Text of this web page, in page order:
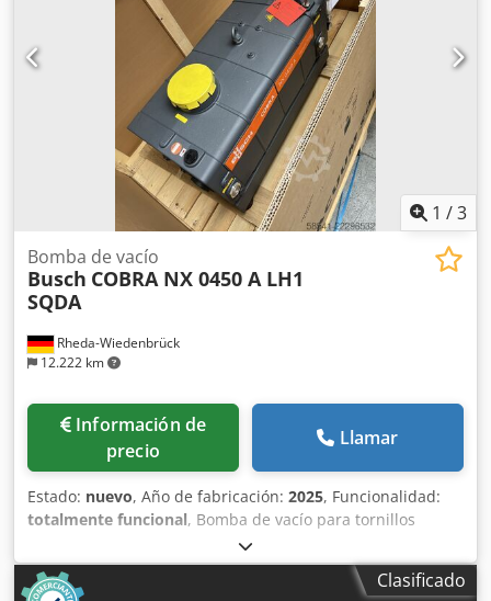
1 /3
Rheda-Wiedenbrück
12.222 km
Bomba de vacío
Busch COBRA NX 0450 A LH1
SQDA
Información de
precio
Llamar
Estado: nuevo, Año de fabricación: 2025, Funcionalidad:
totalmente funcional, Bomba de vacío para tornillos
Busch COBRA Industry NX 0450 A LH1 SQDA Caudal de
succión nominal a 50 Hz: 350,0 m³/h Presión final: 0,5 mbar
Djdpfjzkq Tyox Agqeck
Clasificado